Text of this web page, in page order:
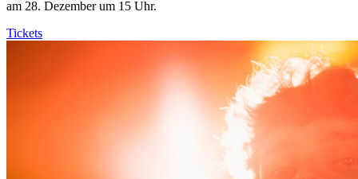
am 28. Dezember um 15 Uhr.
Tickets